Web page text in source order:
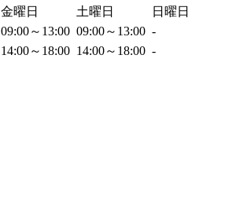
金曜日 土曜日
日曜日
09:00～13:00 09:00～13:00 -
14:00～18:00 14:00～18:00 -